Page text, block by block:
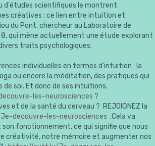
d'études scientifiques le montrent
créatives : ce lien entre intuition et
du Pont, chercheur au Laboratoire de
qui mène actuellement une étude explorant
traits psychologiques.
individuelles en termes d'intuition : la
ou encore la méditation, des pratiques qui
soi. Et donc de ses intuitions.
les-neurosciences ?
et de la santé du cerveau ? REJOIGNEZ la
decouvre-les-neurosciences .Cela va
fonctionnement, ce qui signifie que nous
créativité, notre mémoire et augmenter nos